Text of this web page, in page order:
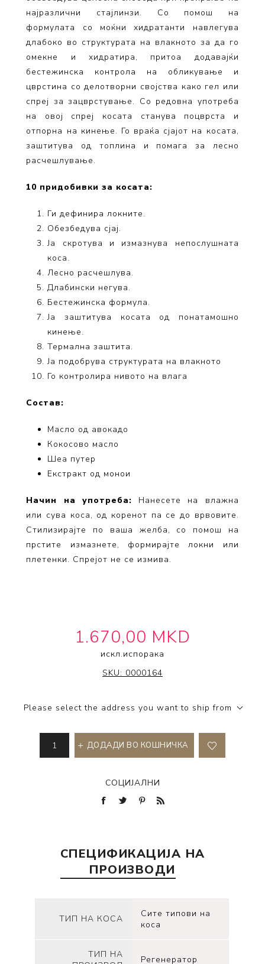
најразлични стајлинзи. Со помош на
формулата со моќни хидратанти навлегува
длабоко во структурата на влакното за да го
омекне и хидратира, притоа додавајќи
бестежинска контрола на обликување и
цврстина со делотворни својства како гел или
спреј за зацврстување. Со редовна употреба
на овој спреј косата станува поцврста и
отпорна на кинење. Го враќа сјајот на косата,
заштитува од топлина и помага за лесно
расчешлување.
10 придобивки за косата:
Ги дефинира локните.
Обезбедува сјај.
Ја скротува и измазнува непослушната
коса.
Лесно расчешлува.
Длабински негува.
Бестежинска формула.
Ја заштитува косата од понатамошно
кинење.
Термална заштита.
Ја подобрува структурата на влакното
Го контролира нивото на влага
Состав:
Масло од авокадо
Кокосово масло
Шеа путер
Екстракт од монои
Начин на употреба: Нанесете на влажна
или сува коса, од коренот па се до врвовите.
Стилизирајте по ваша желба, со помош на
прстите измазнете, формирајте локни или
плетенки. Спрејот не се измива.
1.670,00 MKD
искл.испорака
IT'S A 10 HAIRCARE
SKU: 0000164
Please select the address you want to ship from
ДОДАДИ ВО КОШНИЧКА
СОЦИЈАЛНИ
СПЕЦИФИКАЦИЈА НА
ПРОИЗВОДИ
ТИП НА КОСА
Сите типови на
коса
ТИП НА
Регенератор